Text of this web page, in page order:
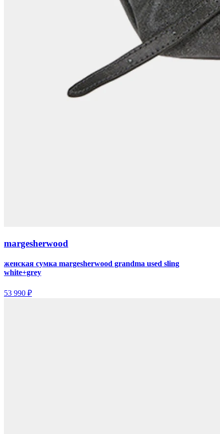
margesherwood
женская сумка margesherwood grandma used sling
white+grey
53 990 ₽